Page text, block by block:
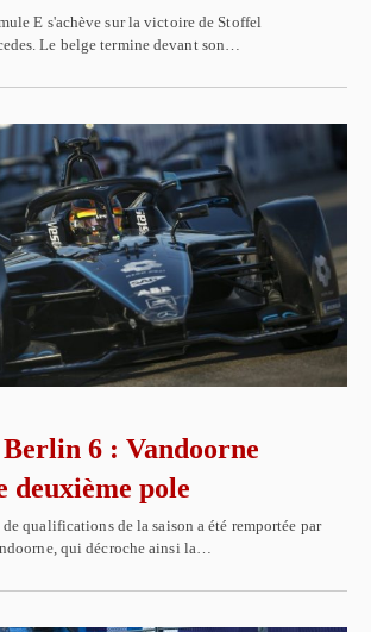
E s'achève sur la victoire de Stoffel
Le belge termine devant son…
6 : Vandoorne
deuxième pole
de qualifications de la saison a été remportée par
qui décroche ainsi la…